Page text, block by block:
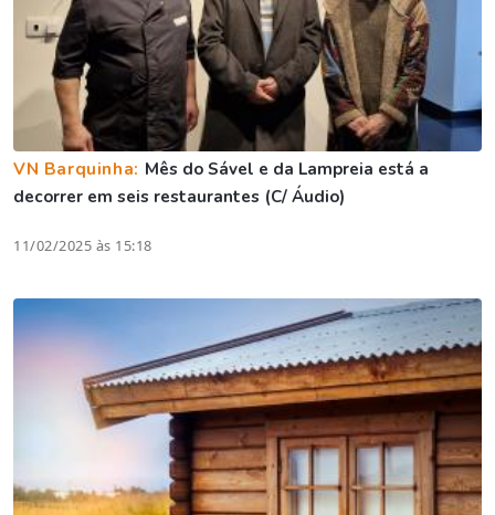
VN Barquinha: Mês do Sável e da Lampreia está a
decorrer em seis restaurantes (C/ Áudio)
11/02/2025 às 15:18